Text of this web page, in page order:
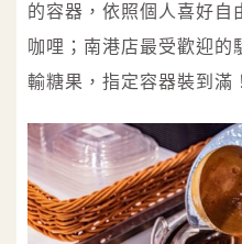
的容器，依照個人喜好自
咖哩；南港店最受歡迎的
輸糖果，指定容器裝到滿！